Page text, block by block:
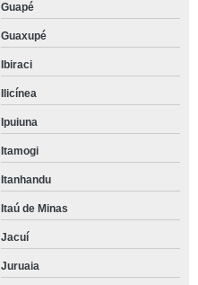
Guapé
Guaxupé
Ibiraci
Ilicínea
Ipuiuna
Itamogi
Itanhandu
Itaú de Minas
Jacuí
Juruaia